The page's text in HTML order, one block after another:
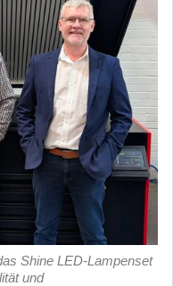
Shine LED-Lampenset
und